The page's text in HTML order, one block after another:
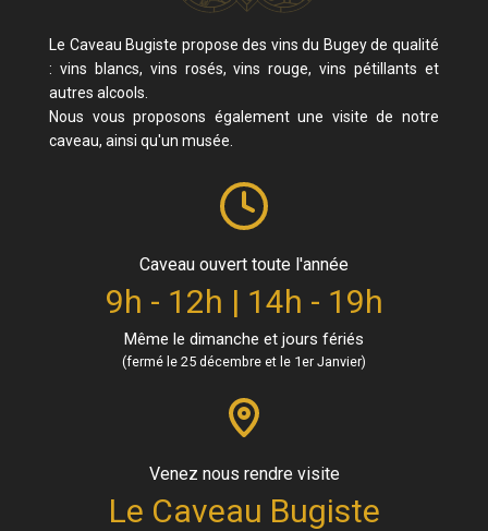
Le Caveau Bugiste propose des vins du Bugey de qualité
: vins blancs, vins rosés, vins rouge, vins pétillants et
autres alcools.
Nous vous proposons également une visite de notre
caveau, ainsi qu'un musée.
Caveau ouvert toute l'année
9h - 12h | 14h - 19h
Même le dimanche et jours fériés
(fermé le 25 décembre et le 1er Janvier)
Venez nous rendre visite
Le Caveau Bugiste